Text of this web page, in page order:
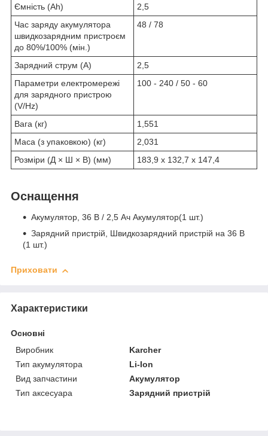
Ємність (Ah)
2,5
Час заряду акумулятора
швидкозарядним пристроєм
до 80%/100% (мін.)
48 / 78
Зарядний струм (A)
2,5
Параметри електромережі
для зарядного пристрою
(V/Hz)
100 - 240 / 50 - 60
Вага (кг)
1,551
Маса (з упаковкою) (кг)
2,031
Розміри (Д × Ш × В) (мм)
183,9 x 132,7 x 147,4
Оснащення
Акумулятор, 36 В / 2,5 Ач Акумулятор(1 шт.)
Зарядний пристрій, Швидкозарядний пристрій на 36 В
(1 шт.)
Приховати
Характеристики
Основні
Виробник
Karcher
Тип акумулятора
Li-Ion
Вид запчастини
Акумулятор
Тип аксесуара
Зарядний пристрій